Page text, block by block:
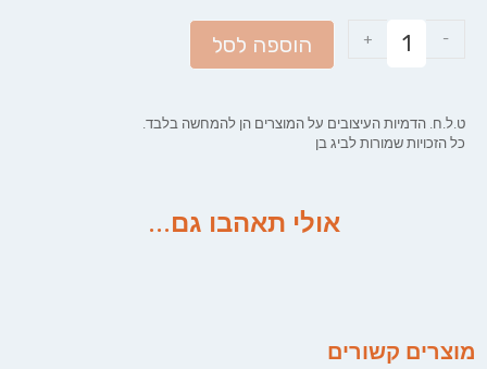
-
+ הוספה לסל
ט.ל.ח. הדמיות העיצובים על המוצרים הן להמחשה בלבד.
כל הזכויות שמורות לביג בן
אולי תאהבו גם...
מוצרים קשורים